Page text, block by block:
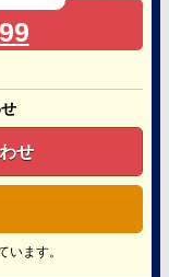
せ
ます。